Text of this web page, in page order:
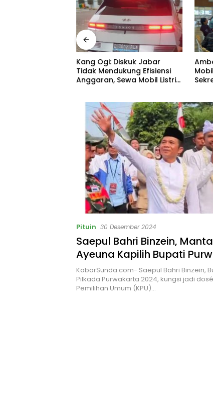
Kang Ogi: Diskuk Jabar
Tidak Mendukung Efisiensi
Anggaran, Sewa Mobil Listrik
Pituin 30 Desember 2024
Saepul Bahri Binzein,
Ayeuna Kapilih Bupati
Pilkada
KabarSunda.com- Saepul Bahri Binzein,
Pilkada Purwakarta 2024, kungsi jadi
Pemilihan Umum (KPU)…